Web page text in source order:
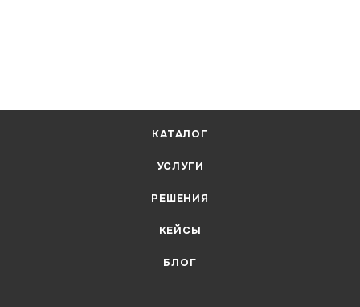
КАТАЛОГ
УСЛУГИ
РЕШЕНИЯ
КЕЙСЫ
БЛОГ